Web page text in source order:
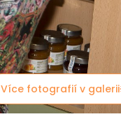
Více fotografií v galerii